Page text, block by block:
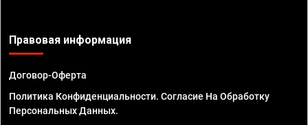
Правовая информация
Договор-Оферта
Политика Конфиденциальности. Согласие На Обработку
Персональных Данных.